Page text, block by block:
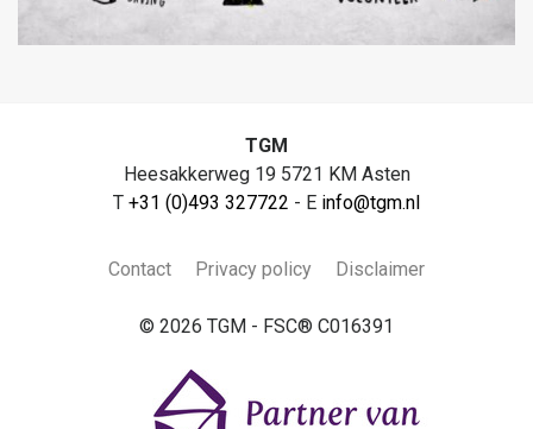
TGM
Heesakkerweg 19 5721 KM Asten
T +31 (0)493 327722 - E info@tgm.nl
Contact Privacy policy Disclaimer
© 2026 TGM - FSC® C016391